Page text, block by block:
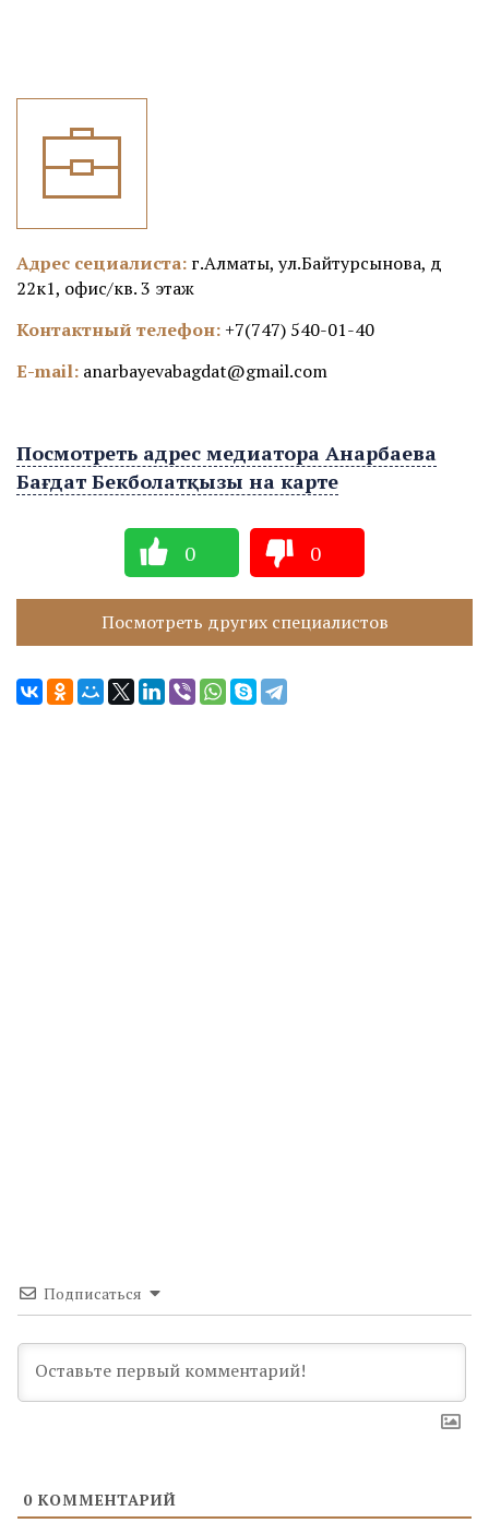
Адрес сециалиста: г.Алматы, ул.Байтурсынова, д
22к1, офис/кв. 3 этаж
Контактный телефон: +7(747) 540-01-40
E-mail: anarbayevabagdat@gmail.com
Посмотреть адрес медиатора Анарбаева
Бағдат Бекболатқызы на карте
0 0
Посмотреть других специалистов
Подписаться
0 КОММЕНТАРИЙ